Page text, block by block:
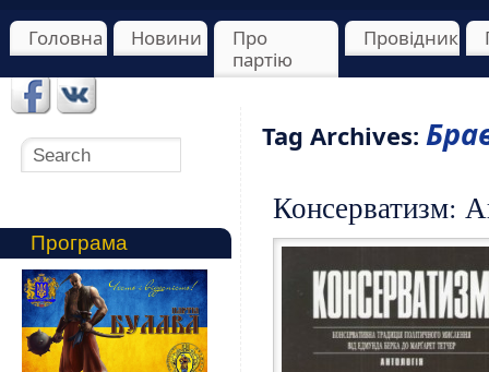
Головна Новини
Про
партію
Провідник
Tag Archives:
Консерватизм:
Програма